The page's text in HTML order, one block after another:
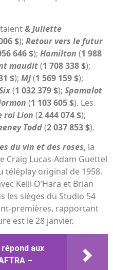
& Juliette
$); Retour vers le futur
646 $); Hamilton (1 988
maudit(1 708 338 $);
$); MJ(1 569 159 $);
(1 032 379 $); Spamalot
(1 103 605 $). Les
roi Lion (2 444 074 $);
Todd(2 037 853 $).
du vin et des roses, la
Craig Lucas-Adam Guettel
téléplay original de 1958.
Kelli O’Hara et Brian
les sièges du Studio 54
premières, rapportant
est le 28 janvier.
aux
–